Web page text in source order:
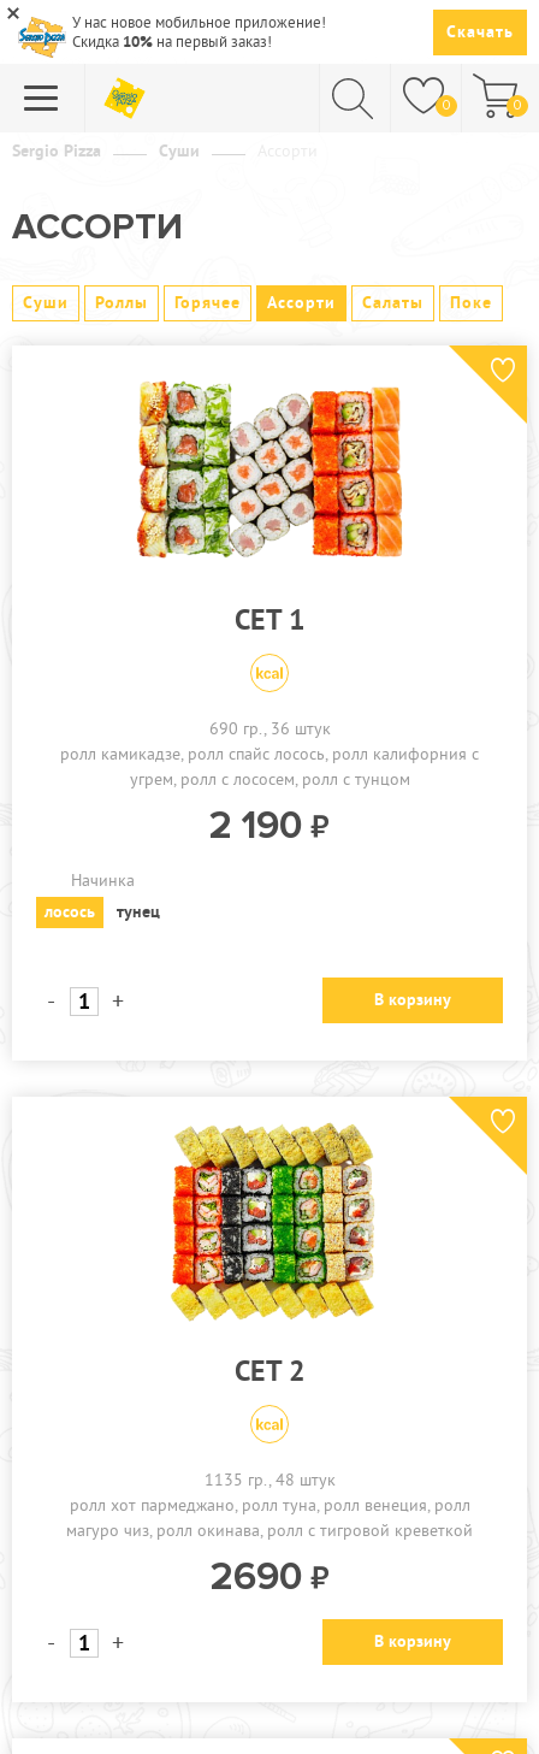
У нас новое мобильное приложение!
Скидка 10% на первый заказ! Скачать
0 0
ПАСТА
СУПЫ
НАПИТКИ
ДЕСЕРТЫ
ПРОЧЕЕ
КАФЕ БРЁХОВО
АКЦИИ
Sergio Pizza Суши
АССОРТИ
Суши Роллы Горячее Ассорти Салаты Поке
СЕТ 1
690 гр., 36 штук
ролл камикадзе ролл спайс лосось ролл калифорния с
угрем ролл с лососем ролл с тунцом
2 190
Начинка
лосось
тунец
- + В корзину
СЕТ 2
1135 гр., 48 штук
ролл хот пармеджано ролл туна ролл венеция ролл
магуро чиз ролл окинава ролл с тигровой креветкой
2690
- + В корзину